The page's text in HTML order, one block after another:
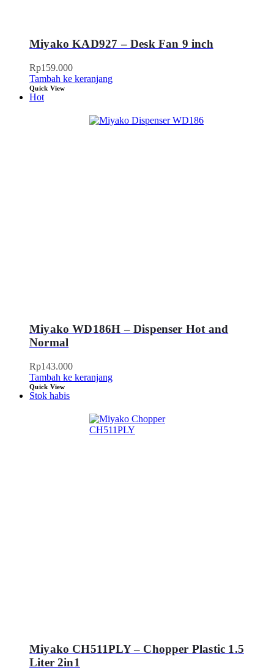
Miyako KAD927 – Desk Fan 9 inch
Rp159.000
Tambah ke keranjang
Quick View
Hot
Miyako WD186H – Dispenser Hot and
Normal
Rp143.000
Tambah ke keranjang
Quick View
Stok habis
Miyako CH511PLY – Chopper Plastic 1.5
Liter 2in1